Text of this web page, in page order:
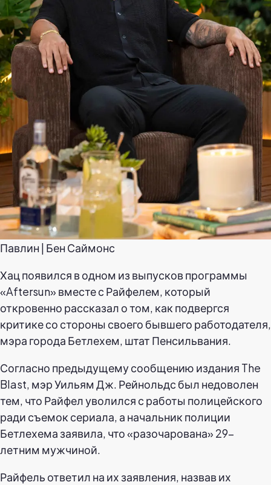
Павлин | Бен Саймонс
Хац появился в одном из выпусков программы
«Aftersun» вместе с Райфелем, который
откровенно рассказал о том, как подвергся
критике со стороны своего бывшего работодателя,
мэра города Бетлехем, штат Пенсильвания.
Согласно предыдущему сообщению издания The
Blast, мэр Уильям Дж. Рейнольдс был недоволен
тем, что Райфел уволился с работы полицейского
ради съемок сериала, а начальник полиции
Бетлехема заявила, что «разочарована» 29-
летним мужчиной.
Райфель ответил на их заявления, назвав их